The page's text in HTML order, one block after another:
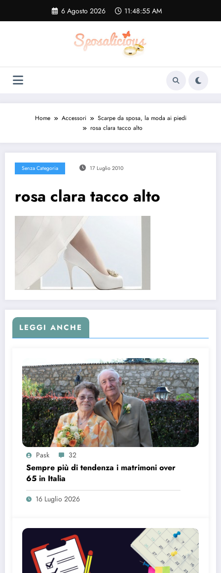
contenuto
6 Agosto 2026 11:48:56 AM
Home Accessori
Scarpe da sposa, la moda ai piedi
rosa clara tacco alto
Senza Categoria 17 Luglio 2010
rosa clara tacco alto
LEGGI ANCHE
Pask 32
Sempre più di tendenza i matrimoni over
65 in Italia
16 Luglio 2026